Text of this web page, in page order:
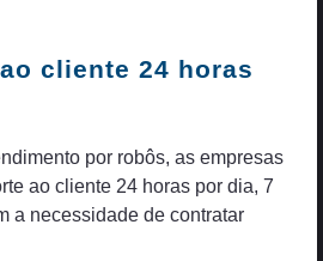
cliente 24 horas
por robôs, as empresas
ao cliente 24 horas por dia, 7
a necessidade de contratar